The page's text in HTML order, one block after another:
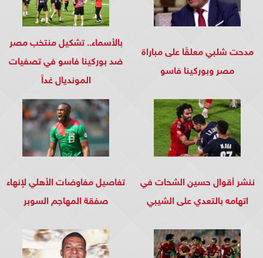
مدحت شلبي معلقًا على مباراة
مصر وبوركينا فاسو
بالأسماء.. تشكيل منتخب مصر
ضد بوركينا فاسو في تصفيات
المونديال غداً
ننشر أقوال حسين الشحات في
اتهامه بالتعدي على الشيبي
تفاصيل مفاوضات الأهلي لإنهاء
صفقة المهاجم السوبر